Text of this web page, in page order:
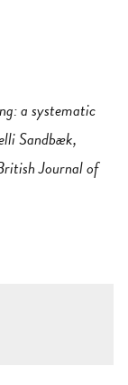
a systematic
Sandbæk,
Journal of